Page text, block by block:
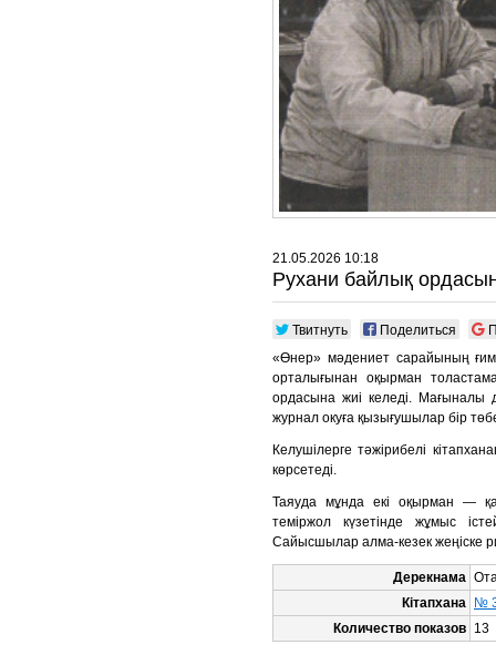
21.05.2026 10:18
Рухани байлық
Твитнуть Поделиться
«Өнер» мәдениет сарайының
орталығынан оқырман
ордасына жиі келеді. Мағыналы
журнал окуға қызығушылар бір
Келушілерге тәжірибелі
көрсетеді.
Таяуда мұнда екі оқырман —
теміржол күзетінде жұмыс
Сайысшылар алма-кезек жеңіске
Дерекнама
Кітапхана
№
Количество показов 13